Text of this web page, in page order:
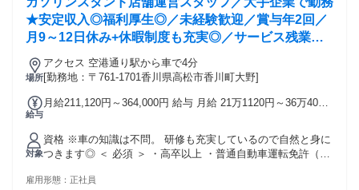
スマホショップ販売、美容品販売など ToC向けに製品販売の
ご経験 ✥【提案販売経験の具体例】 ￣￣￣￣￣￣￣￣￣￣￣
￣￣￣￣￣￣ 保険営業や美容カウンセラー、 結婚式場のコン
シェルジュなど ToC向けにお客様の状況に応じた 商品・サー
ビスを臨機応変に ご提案した経験
✿┈┈┈┈┈┈┈┈┈┈┈┈┈┈┈┈✿ 《例えばこんなあな
￣￣￣ 特定の商材の販売はできるものの 「私じゃなくて
接客やヒアリング・提案で お客様の商品はより価値あるもの
へ。 そんなあなただからこその 販売を経験できる環境です。
✥【提案販売経験者】 ￣￣￣￣￣￣￣￣￣￣￣￣￣￣￣￣￣
お客様の状況に応じた提案に 自信はあるものの、実績のみを
★安定収入◎福利厚生◎／未経験歓迎／賞与年2回／
月9～12日休み+休暇制度も充実◎／サービス残業無
し
場所
アクセス 空港通り駅から車で4分
[勤務地：〒761-1701香川県高松市香川町大野]
給与
月給211,120円～364,000円 給与 月給 21万1120円～36万4000
す ・賞与年2回（6月・12月） ※昨年度実績：3.4カ月分 ・昇
給年1回（7月） ※残業代別途全額支給 サービス残業は一切あ
りません♪ ・経験やスキルを考慮して給与を決定します。 ・
定期昇給なので、毎年必ず月給がアップ。 着実にキャリアス
対象
資格 ※車の知識は不問。 研修も充実しているので自然と身に
つきます◎ ＜ 必須 ＞ ・高卒以上 ・普通自動車運転免許（AT
第二新卒歓迎 ・ブランクＯＫ ＜ ぜひご応募ください！ ＞ ・
雇用形態： 正社員